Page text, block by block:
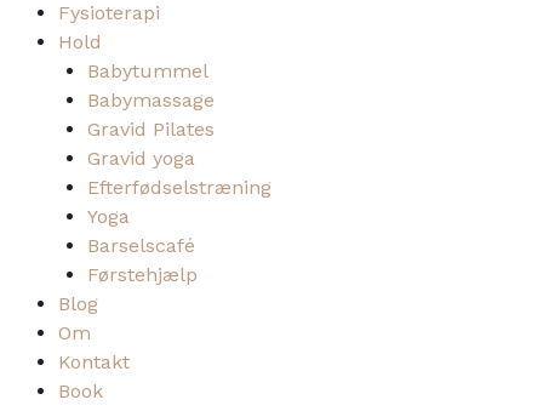
Fysioterapi
Hold
Babytummel
Babymassage
Gravid Pilates
Gravid yoga
Efterfødselstræning
Yoga
Barselscafé
Førstehjælp
Blog
Om
Kontakt
Book